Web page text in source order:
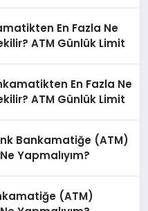
En Fazla Ne
ATM Günlük Limit
En Fazla Ne
ATM Günlük Limit
Bankamatiğe (ATM)
Yapmalıyım?
(ATM)